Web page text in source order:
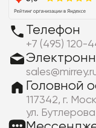
Телефон
+7 (495) 120-
Головной
117342, г.
ул. Бутлерова